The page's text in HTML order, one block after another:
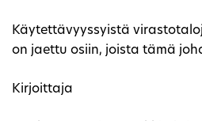
Käytettävyyssyistä
on jaettu osiin, joista tämä
Kirjoittaja